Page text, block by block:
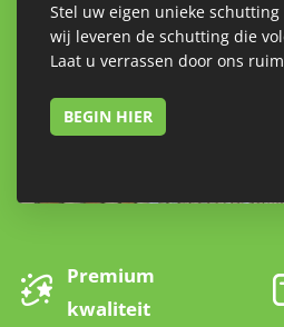
Stel uw eigen unieke
wij leveren de schutting die
Laat u verrassen door ons
BEGIN HIER
Premium
kwaliteit